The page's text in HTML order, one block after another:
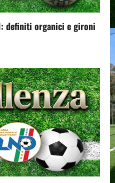
definiti organici e gironi